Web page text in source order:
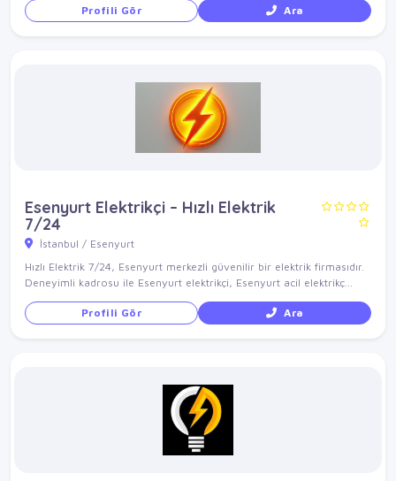
Profili Gör Ara
Esenyurt Elektrikçi – Hızlı Elektrik
7/24
İstanbul / Esenyurt
Hızlı Elektrik 7/24, Esenyurt merkezli güvenilir bir elektrik firmasıdır.
Deneyimli kadrosu ile Esenyurt elektrikçi, Esenyurt acil elektrikç...
Profili Gör Ara